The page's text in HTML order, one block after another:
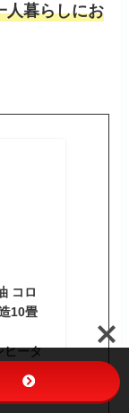
人暮らしにお
コロ
10畳
ヒータ
れ コ